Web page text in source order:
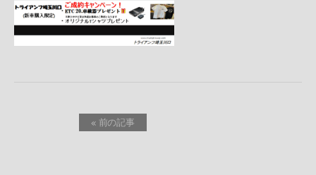
« 前の記事